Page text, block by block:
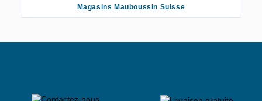
Magasins Mauboussin Suisse